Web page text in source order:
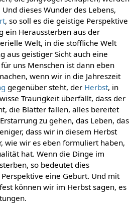
dieses Wunder des Lebens,
, so soll es die geistige Perspektive
ein Heraussterben aus der
Welt, in die stoffliche Welt
aus geistiger Sicht auch eine
uns Menschen ist dann eben
wenn wir in die Jahreszeit
gegenüber steht, der Herbst, in
Traurigkeit überfällt, dass der
die Blätter fallen, alles bereitet
zu gehen, das Leben, das
dass wir in diesem Herbst
wie wir es eben formuliert haben,
hat. Wenn die Dinge im
so bedeutet dies
eine Geburt. Und mit
können wir im Herbst sagen, es